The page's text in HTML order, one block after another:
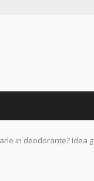
in deodorante? Idea